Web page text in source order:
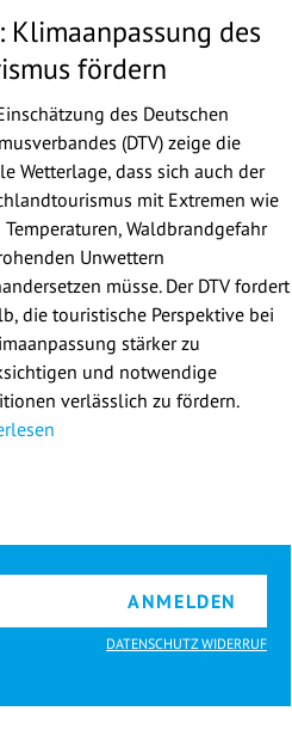
Klimaanpassung des
fördern
des Deutschen
(DTV) zeige die
Wetterlage, dass sich auch der
mit Extremen wie
Temperaturen, Waldbrandgefahr
Unwettern
müsse. Der DTV fordert
die touristische Perspektive bei
stärker zu
und notwendige
verlässlich zu fördern.
ANMELDEN
DATENSCHUTZ WIDERRUF